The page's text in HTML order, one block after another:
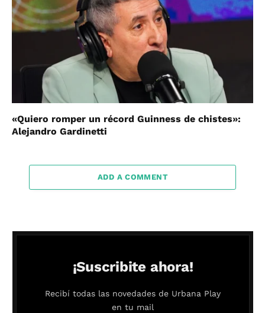
«Quiero romper un récord Guinness de chistes»:
Alejandro Gardinetti
ADD A COMMENT
¡Suscribite ahora!
Recibí todas las novedades de Urbana Play
en tu mail